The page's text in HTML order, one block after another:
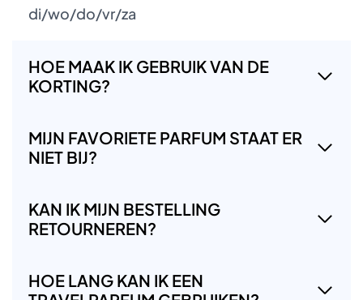
di/wo/do/vr/za
HOE MAAK IK GEBRUIK VAN DE
KORTING?
MIJN FAVORIETE PARFUM STAAT ER
NIET BIJ?
KAN IK MIJN BESTELLING
RETOURNEREN?
HOE LANG KAN IK EEN